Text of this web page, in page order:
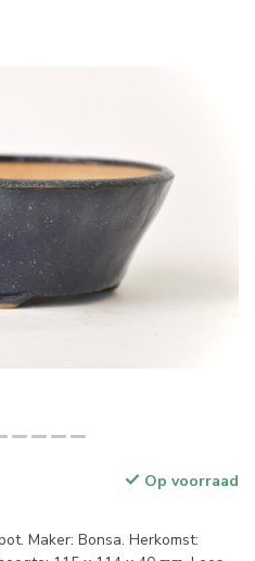
Op voorraad
Maker: Bonsa. Herkomst: